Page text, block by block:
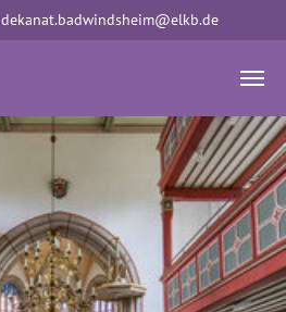
dekanat.badwindsheim@elkb.de